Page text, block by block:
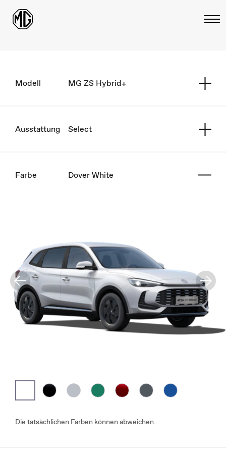
Modell MG ZS Hybrid+
Ausstattung Select
Farbe Dover White
Die tatsächlichen Farben können abweichen.